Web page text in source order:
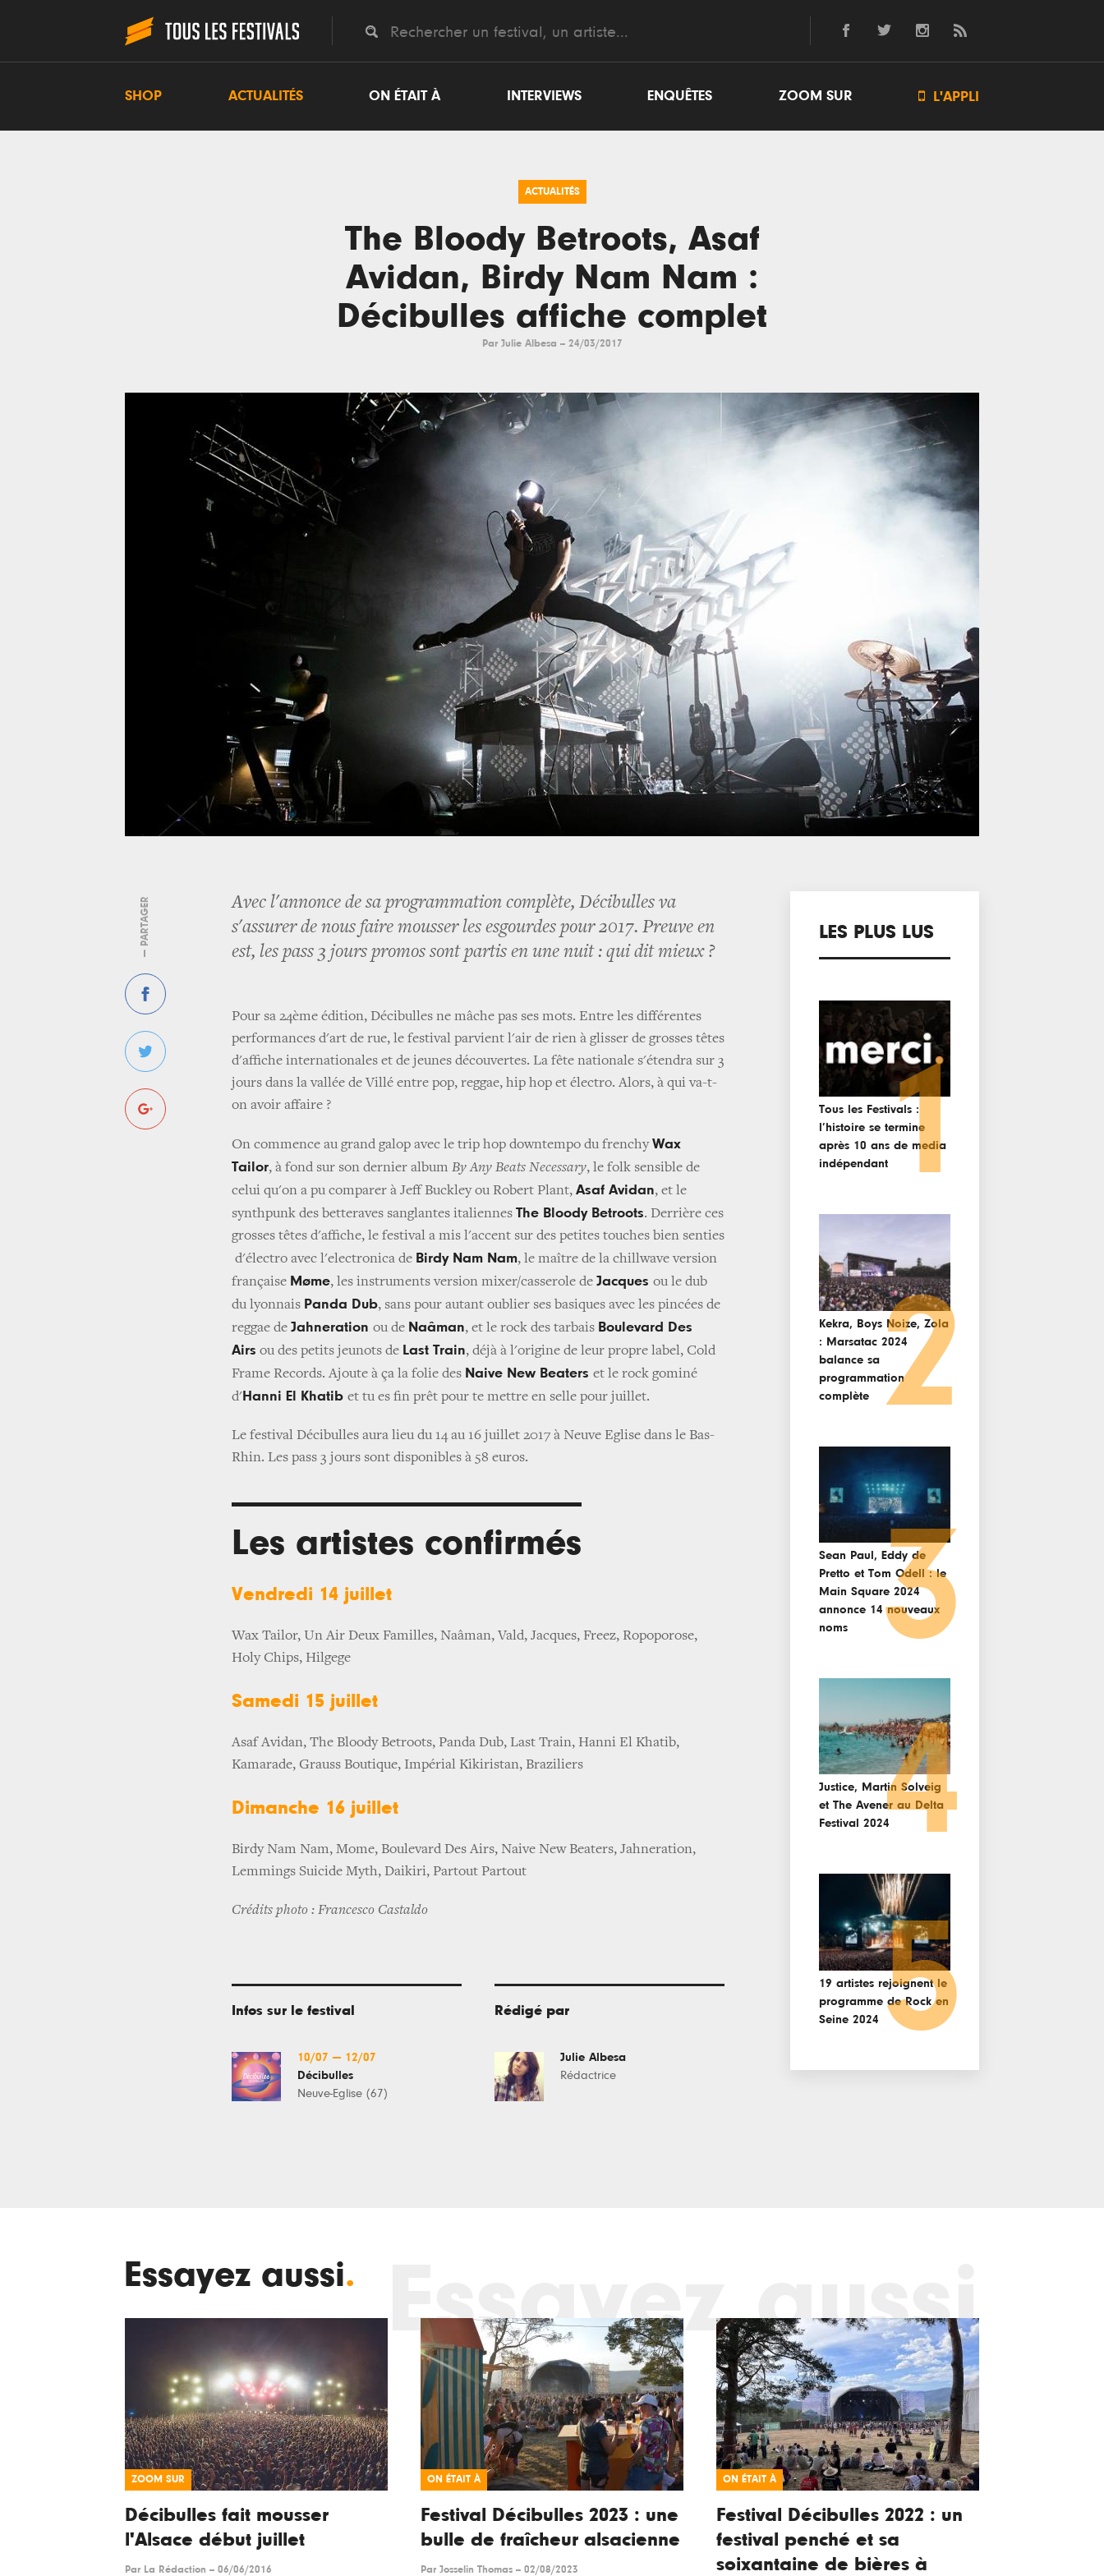
SHOP ACTUALITÉS ON ÉTAIT À INTERVIEWS ENQUÊTES ZOOM SUR  L'APPLI
ACTUALITÉS
The Bloody Betroots, Asaf
Avidan, Birdy Nam Nam :
Décibulles affiche complet
Par Julie Albesa -- 24/03/2017
— PARTAGER
Avec l'annonce de sa programmation complète, Décibulles va
s'assurer de nous faire mousser les esgourdes pour 2017. Preuve en
est, les pass 3 jours promos sont partis en une nuit : qui dit mieux ?
Pour sa 24ème édition, Décibulles ne mâche pas ses mots. Entre les différentes
performances d'art de rue, le festival parvient l'air de rien à glisser de grosses têtes
d'affiche internationales et de jeunes découvertes. La fête nationale s'étendra sur 3
jours dans la vallée de Villé entre pop, reggae, hip hop et électro. Alors, à qui va-t-
on avoir affaire ?
On commence au grand galop avec le trip hop downtempo du frenchyWax
Tailor, à fond sur son dernier album By Any Beats Necessary, le folk sensible de
celui qu'on a pu comparer à Jeff Buckley ou Robert Plant, Asaf Avidan, et le
synthpunk des betteraves sanglantes italiennes The Bloody Betroots. Derrière ces
grosses têtes d'affiche, le festival a mis l'accent sur des petites touches bien senties
d'électro avec l'electronica de Birdy Nam Nam, le maître de la chillwave version
française Møme, les instruments version mixer/casserole de Jacques ou le dub
du lyonnais Panda Dub, sans pour autant oublier ses basiques avec les pincées de
reggae de Jahneration ou de Naâman, et le rock des tarbais Boulevard Des
Airs ou des petits jeunots de Last Train, déjà à l'origine de leur propre label, Cold
Frame Records. Ajoute à ça la folie des Naive New Beaters et le rock gominé
d'Hanni El Khatib et tu es fin prêt pour te mettre en selle pour juillet.
Le festival Décibulles aura lieu du 14 au 16 juillet 2017 à Neuve Eglise dans le Bas-
Rhin. Les pass 3 jours sont disponibles à 58 euros.
Les artistes confirmés
Vendredi 14 juillet
Wax Tailor, Un Air Deux Familles, Naâman, Vald, Jacques, Freez, Ropoporose,
Holy Chips, Hilgege
Samedi 15 juillet
Asaf Avidan, The Bloody Betroots, Panda Dub, Last Train, Hanni El Khatib,
Kamarade, Grauss Boutique, Impérial Kikiristan, Braziliers
Dimanche 16 juillet
Birdy Nam Nam, Mome, Boulevard Des Airs, Naive New Beaters, Jahneration,
Lemmings Suicide Myth, Daikiri, Partout Partout
Crédits photo : Francesco Castaldo
Infos sur le festival
10/07 — 12/07
Décibulles
Neuve-Église (67)
Rédigé par
Julie Albesa
Rédactrice
LES PLUS LUS
Tous les Festivals :
l’histoire se termine
après 10 ans de media
indépendant1
Kekra, Boys Noize, Zola
: Marsatac 2024
balance sa
programmation
complète
2
Sean Paul, Eddy de
Pretto et Tom Odell : le
Main Square 2024
annonce 14 nouveaux
noms
3
Justice, Martin Solveig
et The Avener au Delta
Festival 20244
19 artistes rejoignent le
programme de Rock en
Seine 2024 5
Essayez aussi. Essayez aussi
ZOOM SUR
Décibulles fait mousser
l'Alsace début juillet
Par La Rédaction -- 06/06/2016
ON ÉTAIT À
Festival Décibulles 2023 : une
bulle de fraîcheur alsacienne
Par Josselin Thomas -- 02/08/2023
ON ÉTAIT À
Festival Décibulles 2022 : un
festival penché et sa
soixantaine de bières à